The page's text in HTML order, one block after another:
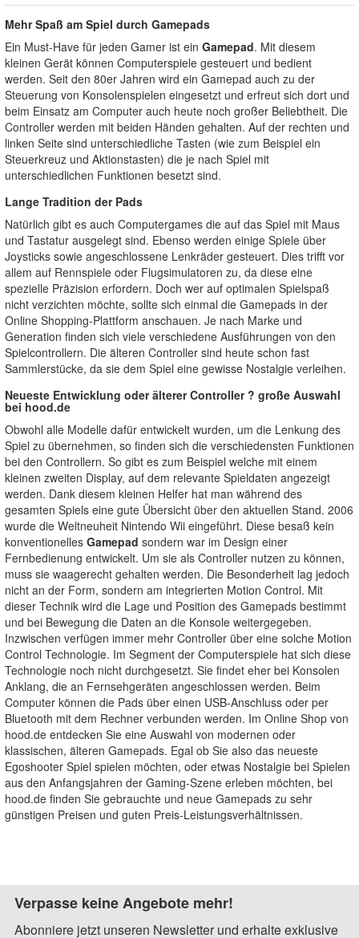
Mehr Spaß am Spiel durch Gamepads
Ein Must-Have für jeden Gamer ist ein Gamepad. Mit diesem
kleinen Gerät können Computerspiele gesteuert und bedient
werden. Seit den 80er Jahren wird ein Gamepad auch zu der
Steuerung von Konsolenspielen eingesetzt und erfreut sich dort und
beim Einsatz am Computer auch heute noch großer Beliebtheit. Die
Controller werden mit beiden Händen gehalten. Auf der rechten und
linken Seite sind unterschiedliche Tasten (wie zum Beispiel ein
Steuerkreuz und Aktionstasten) die je nach Spiel mit
unterschiedlichen Funktionen besetzt sind.
Lange Tradition der Pads
Natürlich gibt es auch Computergames die auf das Spiel mit Maus
und Tastatur ausgelegt sind. Ebenso werden einige Spiele über
Joysticks sowie angeschlossene Lenkräder gesteuert. Dies trifft vor
allem auf Rennspiele oder Flugsimulatoren zu, da diese eine
spezielle Präzision erfordern. Doch wer auf optimalen Spielspaß
nicht verzichten möchte, sollte sich einmal die Gamepads in der
Online Shopping-Plattform anschauen. Je nach Marke und
Generation finden sich viele verschiedene Ausführungen von den
Spielcontrollern. Die älteren Controller sind heute schon fast
Sammlerstücke, da sie dem Spiel eine gewisse Nostalgie verleihen.
Neueste Entwicklung oder älterer Controller ? große Auswahl
bei hood.de
Obwohl alle Modelle dafür entwickelt wurden, um die Lenkung des
Spiel zu übernehmen, so finden sich die verschiedensten Funktionen
bei den Controllern. So gibt es zum Beispiel welche mit einem
kleinen zweiten Display, auf dem relevante Spieldaten angezeigt
werden. Dank diesem kleinen Helfer hat man während des
gesamten Spiels eine gute Übersicht über den aktuellen Stand. 2006
wurde die Weltneuheit Nintendo Wii eingeführt. Diese besaß kein
konventionelles Gamepad sondern war im Design einer
Fernbedienung entwickelt. Um sie als Controller nutzen zu können,
muss sie waagerecht gehalten werden. Die Besonderheit lag jedoch
nicht an der Form, sondern am integrierten Motion Control. Mit
dieser Technik wird die Lage und Position des Gamepads bestimmt
und bei Bewegung die Daten an die Konsole weitergegeben.
Inzwischen verfügen immer mehr Controller über eine solche Motion
Control Technologie. Im Segment der Computerspiele hat sich diese
Technologie noch nicht durchgesetzt. Sie findet eher bei Konsolen
Anklang, die an Fernsehgeräten angeschlossen werden. Beim
Computer können die Pads über einen USB-Anschluss oder per
Bluetooth mit dem Rechner verbunden werden. Im Online Shop von
hood.de entdecken Sie eine Auswahl von modernen oder
klassischen, älteren Gamepads. Egal ob Sie also das neueste
Egoshooter Spiel spielen möchten, oder etwas Nostalgie bei Spielen
aus den Anfangsjahren der Gaming-Szene erleben möchten, bei
hood.de finden Sie gebrauchte und neue Gamepads zu sehr
günstigen Preisen und guten Preis-Leistungsverhältnissen.
Verpasse keine Angebote mehr!
Abonniere jetzt unseren Newsletter und erhalte exklusive